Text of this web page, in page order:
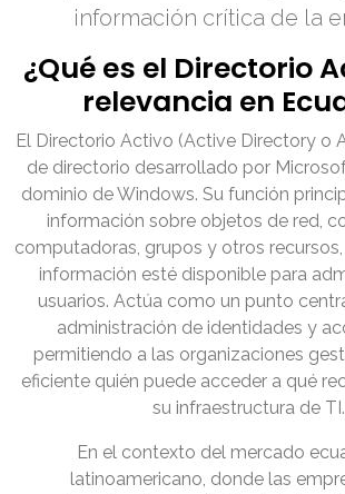
información crítica de la
¿Qué es el Directorio
relevancia en
El Directorio Activo (Active Directory o
de directorio desarrollado por
dominio de Windows. Su función
información sobre objetos de red,
computadoras, grupos y otros
información esté disponible para
usuarios. Actúa como un punto
administración de identidades y
permitiendo a las organizaciones
eficiente quién puede acceder a qué
su infraestructura de TI.
En el contexto del mercado
latinoamericano, donde las